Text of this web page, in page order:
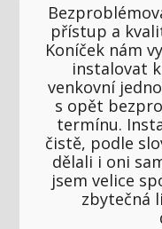
přístup a
Koníček nám
instalovat
venkovní
s opět
termínu.
čistě, podle
dělali i oni
jsem velice
zbytečná